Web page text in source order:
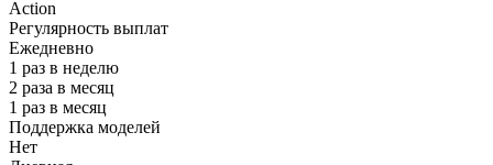
Action
Регулярность выплат
Ежедневно
1 раз в неделю
2 раза в месяц
1 раз в месяц
Поддержка моделей
Нет